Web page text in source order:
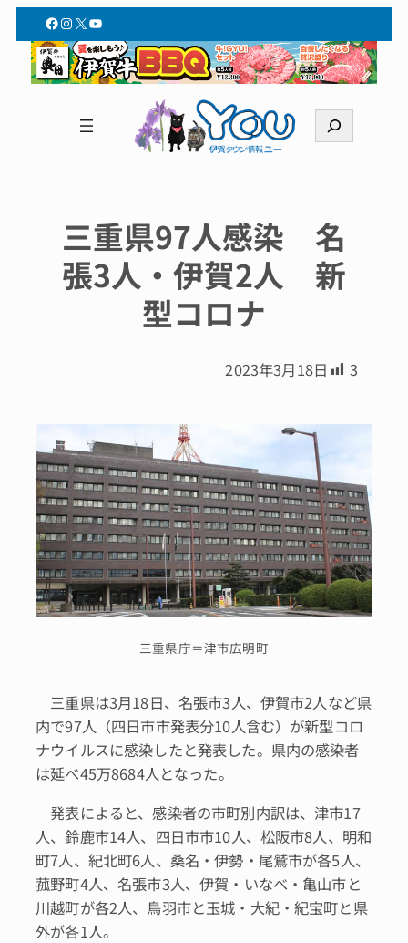
Facebook
Instagram
X YouTube
索
三重県97人感染 名
張3人・伊賀2人 新
型コロナ
2023年3月18日 3
三重県庁＝津市広明町
三重県は3月18日、名張市3人、伊賀市2人など県
内で97人（四日市市発表分10人含む）が新型コロ
ナウイルスに感染したと発表した。県内の感染者
は延べ45万8684人となった。
発表によると、感染者の市町別内訳は、津市17
人、鈴鹿市14人、四日市市10人、松阪市8人、明和
町7人、紀北町6人、桑名・伊勢・尾鷲市が各5人、
菰野町4人、名張市3人、伊賀・いなべ・亀山市と
川越町が各2人、鳥羽市と玉城・大紀・紀宝町と県
外が各1人。